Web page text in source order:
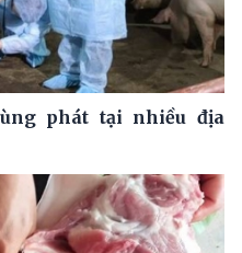
phát tại nhiều địa